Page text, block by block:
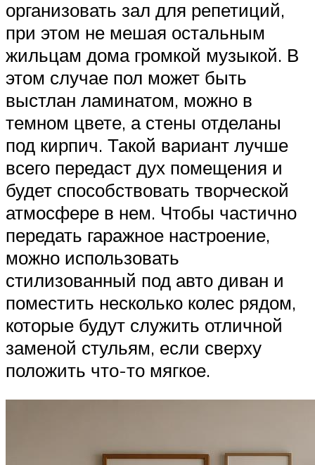
организовать зал для репетиций,
при этом не мешая остальным
жильцам дома громкой музыкой. В
этом случае пол может быть
выстлан ламинатом, можно в
темном цвете, а стены отделаны
под кирпич. Такой вариант лучше
всего передаст дух помещения и
будет способствовать творческой
атмосфере в нем. Чтобы частично
передать гаражное настроение,
можно использовать
стилизованный под авто диван и
поместить несколько колес рядом,
которые будут служить отличной
заменой стульям, если сверху
положить что-то мягкое.